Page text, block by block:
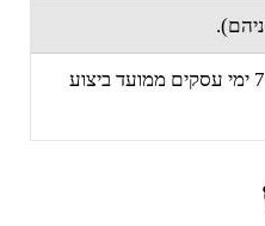
אין אפשרות לבטל עסקאות אם המועד שנקבע לשירות הוא פחות מ-7 ימי עסקים ממועד ביצוע